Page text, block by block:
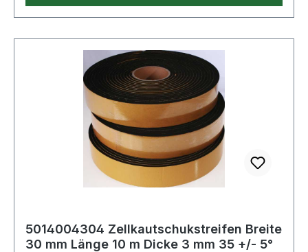
5014004304 Zellkautschukstreifen Breite
30 mm Länge 10 m Dicke 3 mm 35 +/- 5°